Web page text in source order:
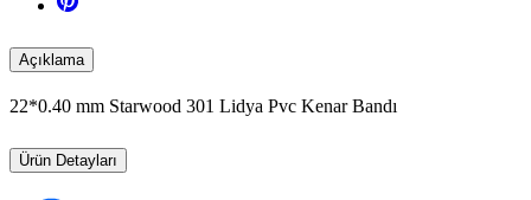
Açıklama
22*0.40 mm Starwood 301 Lidya Pvc Kenar Bandı
Ürün Detayları